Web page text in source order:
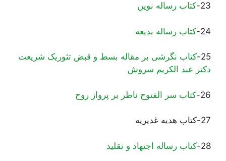
23- کتاب رساله نوین
24- کتاب رساله بدیعه
25- کتاب نگرشی بر مقاله بسط و قبض تئوریک شریعت
دکتر عبد الکریم سروش
26- کتاب سر الفتوح ناظر بر پرواز روح
27-کتاب هدیه غدیریه
28- کتاب رساله اجتهاد و تقلید